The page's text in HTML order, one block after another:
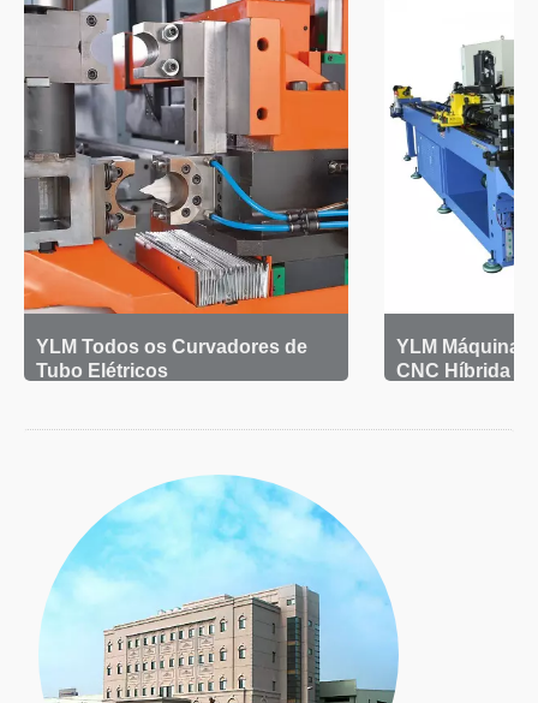
YLM Todos os Curvadores de
Tubo Elétricos
YLM Máquina
CNC Híbrida